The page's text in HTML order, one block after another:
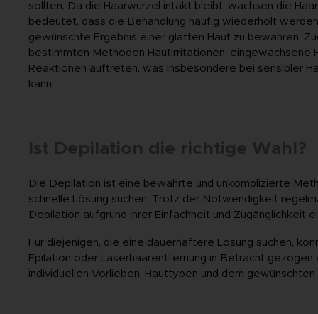
sollten. Da die Haarwurzel intakt bleibt, wachsen die
bedeutet, dass die Behandlung häufig wiederholt
gewünschte Ergebnis einer glatten Haut zu bewahren.
bestimmten Methoden Hautirritationen, eingewachsene
Reaktionen auftreten, was insbesondere bei sensibler
kann.
Ist Depilation die richtige Wahl?
Die Depilation ist eine bewährte und unkomplizierte
schnelle Lösung suchen. Trotz der Notwendigkeit
Depilation aufgrund ihrer Einfachheit und Zugänglichkeit
Für diejenigen, die eine dauerhaftere Lösung suchen,
Epilation oder Laserhaarentfernung in Betracht
individuellen Vorlieben, Hauttypen und dem gewünschten